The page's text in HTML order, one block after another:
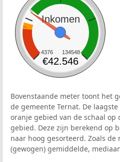
Inkomen
4376 134548
€42.546
Bovenstaande meter toont het
de gemeente Ternat. De
oranje gebied van de schaal op
gebied. Deze zijn berekend op
naar hoog gesorteerd. Zoals de
(gewogen) gemiddelde,